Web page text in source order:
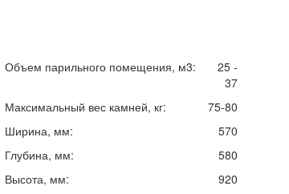
Объем парильного помещения, м3:
25 -
37
Максимальный вес камней, кг:
75-80
Ширина, мм:
570
Глубина, мм:
580
Высота, мм:
920